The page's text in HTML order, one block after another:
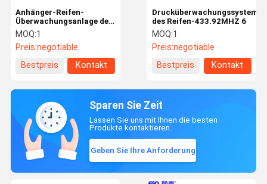
Anhänger-Reifen-
Überwachungsanlage des
Reifen-433.92MHZ
zweiundzwanzig
MOQ:1
Preis:negotiable
Bestpreis
Kontakt
Drucküberwachungssystem
des Reifen-433.92MHZ 6
MOQ:1
Preis:negotiable
Bestpreis
Kontakt
Sparen Sie Zeit
Lassen Sie uns mit Ihnen die besten
Produkte kontaktieren.
Geben Sie Ihre Anforderung